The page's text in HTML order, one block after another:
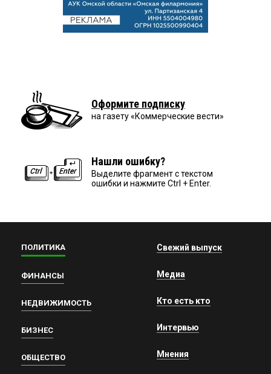
Оформите подписку
на газету «Коммерческие вести»
Нашли ошибку?
Выделите фрагмент с текстом
ошибки и нажмите Ctrl + Enter.
ПОЛИТИКА
ФИНАНСЫ
НЕДВИЖИМОСТЬ
БИЗНЕС
ОБЩЕСТВО
Свежий выпуск
Медиа
Кто есть кто
Интервью
Мнения